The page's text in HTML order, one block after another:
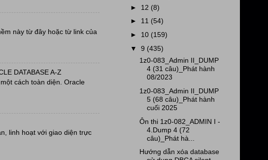
này từ đây hoặc từ link của
DATABASE A-Z
cách toàn diện. Oracle
linh hoạt với giao diện trực
► 12 (8)
► 11 (54)
► 10 (159)
▼9 (435)
1z0-083_Admin II_DUMP
4 (31 câu)_Phát hành
08/2023
1z0-083_Admin II_DUMP
5 (68 câu)_Phát hành
cuối 2025
Ôn thi 1z0-082_ADMIN I -
4.Dump 4 (72
câu)_Phát hà...
Hướng dẫn xóa database